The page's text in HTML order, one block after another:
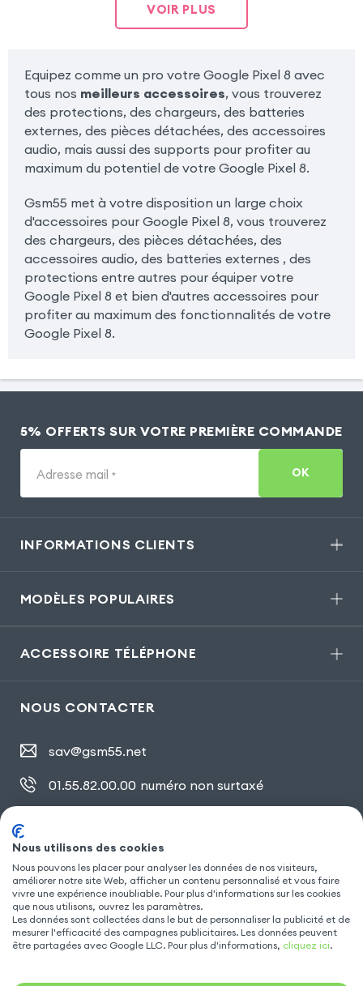
VOIR PLUS
Equipez comme un pro votre Google Pixel 8 avec
tous nos meilleurs accessoires, vous trouverez
des protections, des chargeurs, des batteries
externes, des pièces détachées, des accessoires
audio, mais aussi des supports pour profiter au
maximum du potentiel de votre Google Pixel 8.
Gsm55 met à votre disposition un large choix
d'accessoires pour Google Pixel 8, vous trouverez
des chargeurs, des pièces détachées, des
accessoires audio, des batteries externes , des
protections entre autres pour équiper votre
Google Pixel 8 et bien d'autres accessoires pour
profiter au maximum des fonctionnalités de votre
Google Pixel 8.
5% OFFERTS SUR VOTRE PREMIÈRE COMMANDE
Adresse mail * OK
INFORMATIONS CLIENTS
MODÈLES POPULAIRES
ACCESSOIRE TÉLÉPHONE
NOUS CONTACTER
sav@gsm55.net
01.55.82.00.00 numéro non surtaxé
SUIVEZ NOUS
Nous utilisons des cookies
Nous pouvons les placer pour analyser les données de nos visiteurs,
améliorer notre site Web, afficher un contenu personnalisé et vous faire
vivre une expérience inoubliable. Pour plus d'informations sur les cookies
que nous utilisons, ouvrez les paramètres.
Les données sont collectées dans le but de personnaliser la publicité et de
mesurer l'efficacité des campagnes publicitaires. Les données peuvent
être partagées avec Google LLC. Pour plus d'informations, cliquez ici.